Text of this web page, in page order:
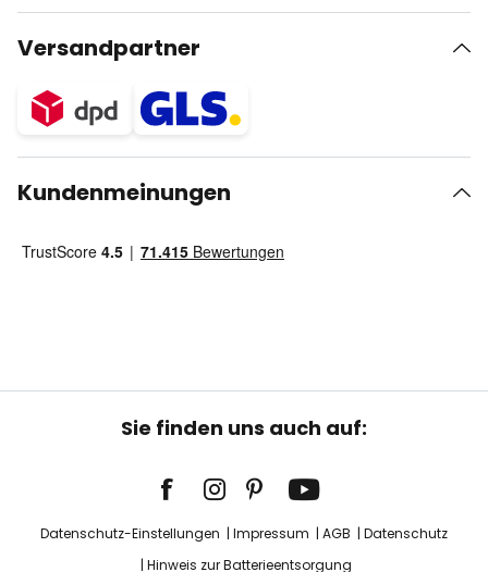
Versandpartner
Kundenmeinungen
Sie finden uns auch auf:
Datenschutz-Einstellungen Impressum AGB
Datenschutz
Hinweis zur Batterieentsorgung